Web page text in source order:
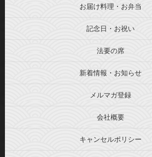
お届け料理・お弁当
記念日・お祝い
法要の席
新着情報・お知らせ
メルマガ登録
会社概要
キャンセルポリシー